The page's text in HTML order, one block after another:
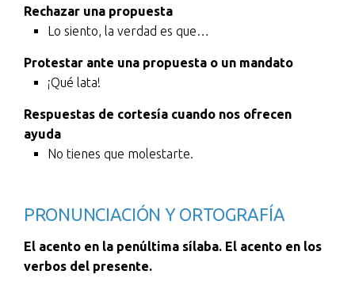
Rechazar una propuesta
Lo siento, la verdad es que…
Protestar ante una propuesta o un mandato
¡Qué lata!
Respuestas de cortesía cuando nos ofrecen
ayuda
No tienes que molestarte.
PRONUNCIACIÓN Y ORTOGRAFÍA
El acento en la penúltima sílaba. El acento en los
verbos del presente.